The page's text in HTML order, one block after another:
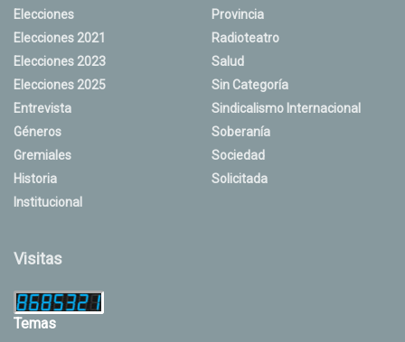
Elecciones
Elecciones 2021
Elecciones 2023
Elecciones 2025
Entrevista
Géneros
Gremiales
Historia
Institucional
Provincia
Radioteatro
Salud
Sin Categoría
Sindicalismo Internacional
Soberanía
Sociedad
Solicitada
Visitas
Temas